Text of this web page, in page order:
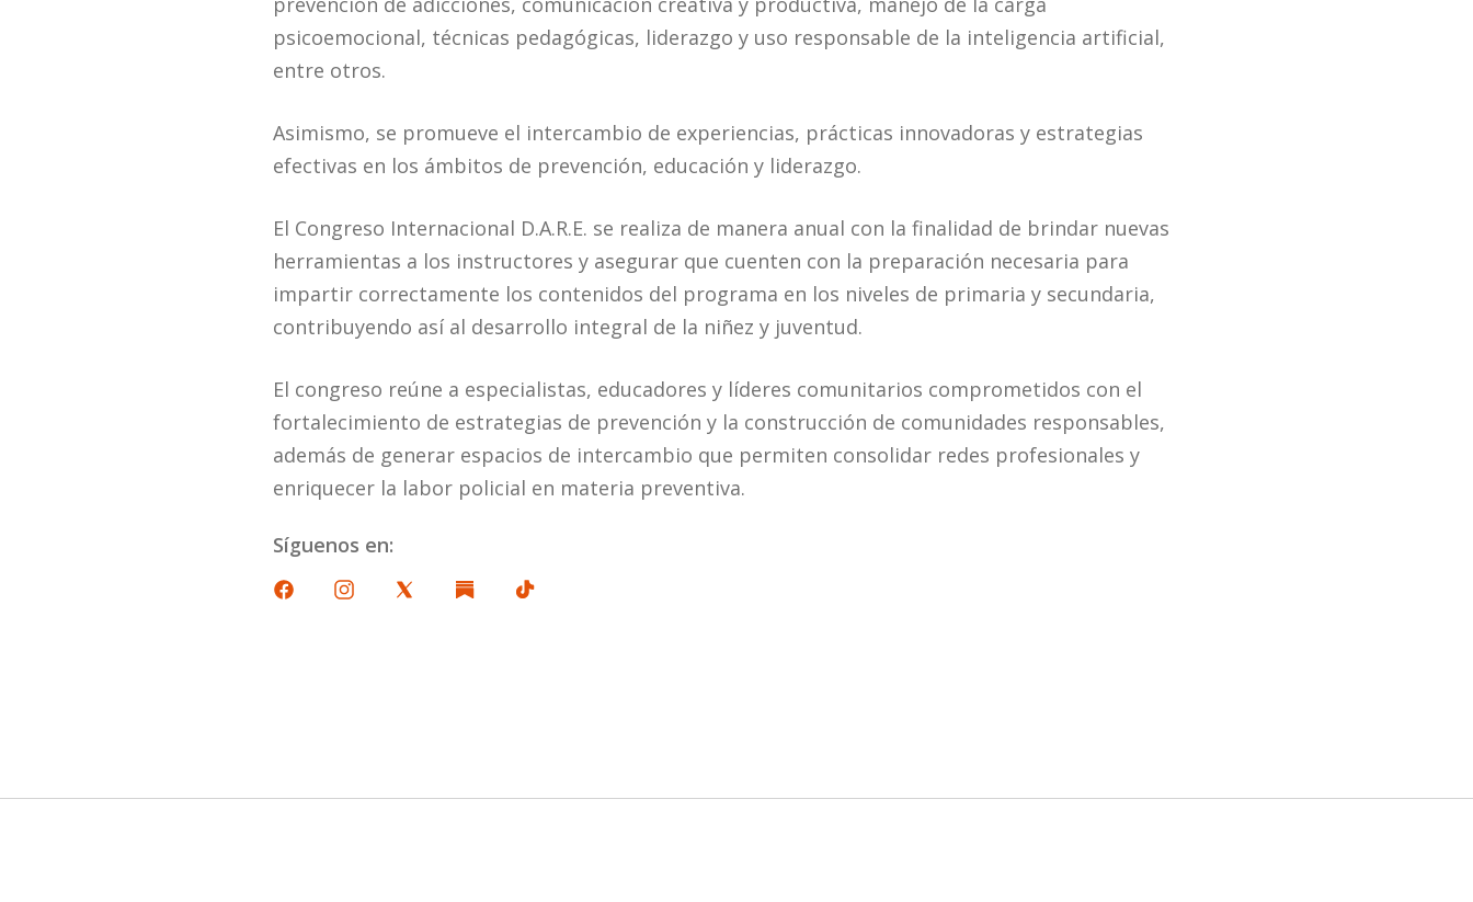
psicoemocional, técnicas pedagógicas, liderazgo y uso responsable de la inteligencia artificial,
entre otros.
Asimismo, se promueve el intercambio de experiencias, prácticas innovadoras y estrategias
efectivas en los ámbitos de prevención, educación y liderazgo.
El Congreso Internacional D.A.R.E. se realiza de manera anual con la finalidad de brindar nuevas
herramientas a los instructores y asegurar que cuenten con la preparación necesaria para
impartir correctamente los contenidos del programa en los niveles de primaria y secundaria,
contribuyendo así al desarrollo integral de la niñez y juventud.
El congreso reúne a especialistas, educadores y líderes comunitarios comprometidos con el
fortalecimiento de estrategias de prevención y la construcción de comunidades responsables,
además de generar espacios de intercambio que permiten consolidar redes profesionales y
enriquecer la labor policial en materia preventiva.
Síguenos en: